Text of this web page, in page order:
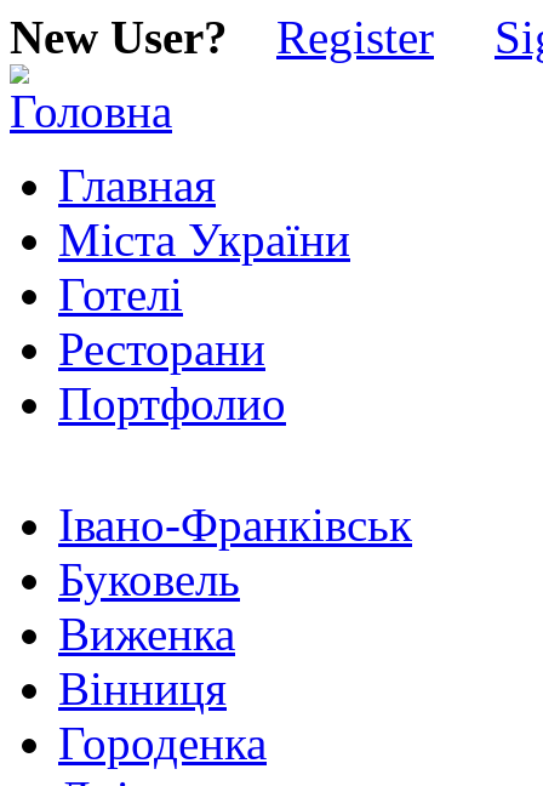
New User? Register
Главная
Міста України
Готелі
Ресторани
Портфолио
Івано-Франківськ
Буковель
Виженка
Вінниця
Городенка